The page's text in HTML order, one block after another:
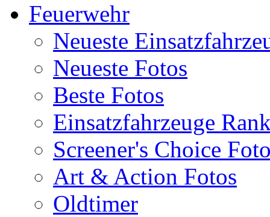
Feuerwehr
Neueste
Neueste Fotos
Beste Fotos
Einsatzfahrzeuge
Screener's Choice
Art & Action Fotos
Oldtimer